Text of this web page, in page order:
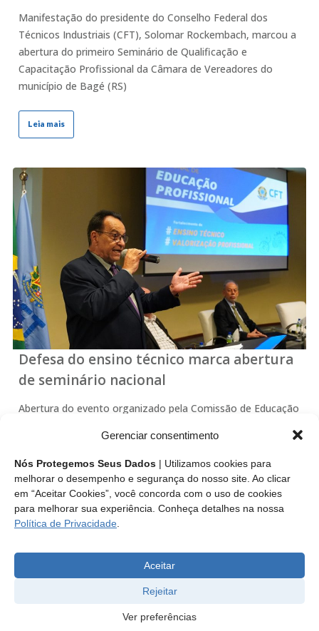
Gerenciar consentimento
Nós Protegemos Seus Dados | Utilizamos cookies para
melhorar o desempenho e segurança do nosso site. Ao clicar
em “Aceitar Cookies”, você concorda com o uso de cookies
para melhorar sua experiência. Conheça detalhes na nossa
Política de Privacidade
Aceitar
Rejeitar
Ver preferências
Manifestação do presidente do Conselho Federal dos
Técnicos Industriais (CFT), Solomar Rockembach, marcou a
abertura do primeiro Seminário de Qualificação e
Capacitação Profissional da Câmara de Vereadores do
município de Bagé (RS)
Leia mais
Defesa do ensino técnico marca abertura
de seminário nacional
Abertura do evento organizado pela Comissão de Educação
Técnicos Industriais (CFT) foi prestigiada pelo secretário
nacional de Ciência e Tecnologia para o Desenvolvimento
Social
Leia mais